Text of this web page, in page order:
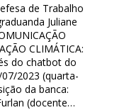
de Trabalho
Juliane
CLIMÁTICA:
do chatbot do
2023 (quarta-
da banca:
(docente…